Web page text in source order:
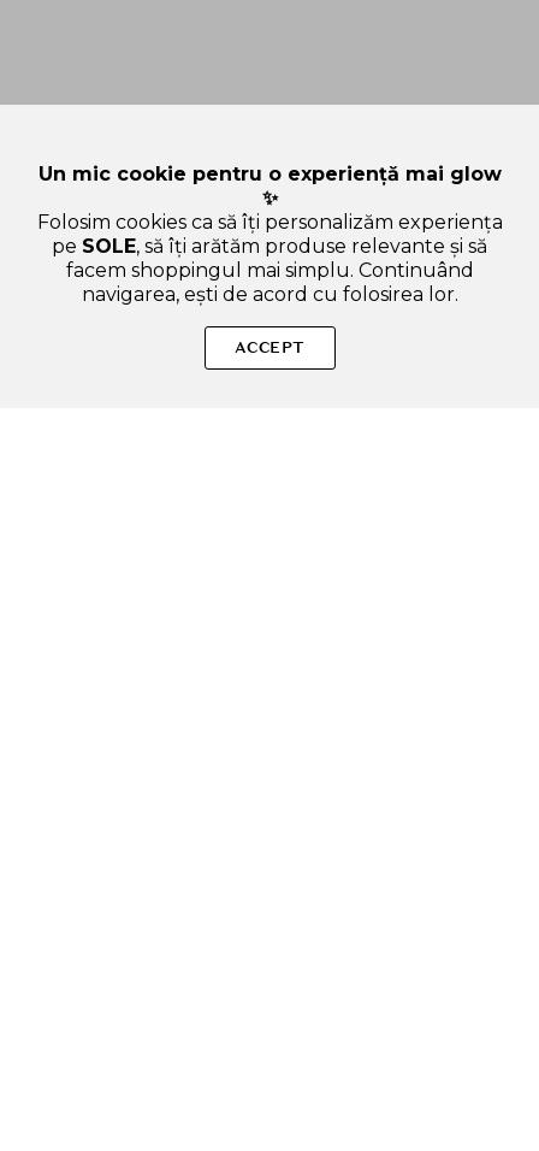
Wishtrend Pore Smoothing Bakuchiol Serum, 30 ml - ser de
fata formulat cu bakuchiol si peptide, care contribuie la
Un mic cookie pentru o experiență mai glow
✨
Folosim cookies ca să îți personalizăm experiența
pe SOLE, să îți arătăm produse relevante și să
facem shoppingul mai simplu. Continuând
navigarea, ești de acord cu folosirea lor.
ACCEPT